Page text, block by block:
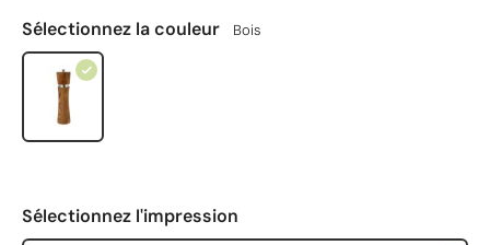
Sélectionnez la couleur Bois
Sélectionnez l'impression